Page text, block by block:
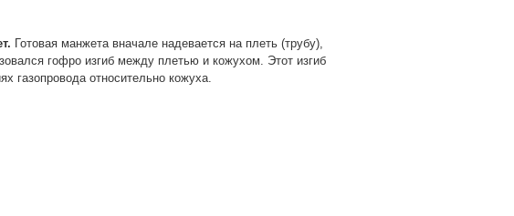
Готовая манжета вначале надевается на плеть (трубу),
гофро изгиб между плетью и кожухом. Этот изгиб
газопровода относительно кожуха.